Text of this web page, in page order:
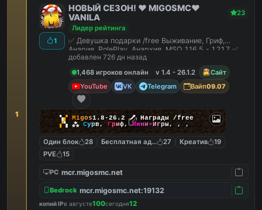
1
1
НОВЫЙ СЕЗОН! ❤️ MIGOSMC❤️
VANILA
23
Лидер рейтинга
✅ Девушка подарки /free Выживание, Гриф,
Анария, RolePlay, Анархия, MSO 1.16.5 - 1.21.7 ✅
добавлен 726 дн назад
1,468 игроков онлайн
v 1.4 - 26.1.2
Сайт
YouTube
VK Telegram Вайп09.07
▚▞ Migos1.8-26.2🗡 Награды /free
▞▚ ⁂ Сурв, Гриф,Мини-Игры, , ,
Один блок 28 Бесплатная админка
27 Креатив
19
PVE
15
PC mcr.migosmc.net
Bedrock mcr.migosmc.net:19132
копий IPв августе100сегодня12